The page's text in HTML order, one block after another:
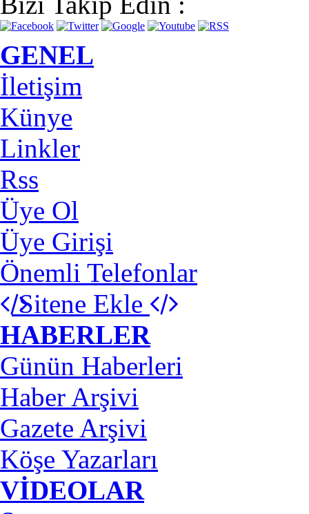
GENEL
İletişim
Künye
Linkler
Rss
Üye Ol
Üye Girişi
Önemli Telefonlar
Sitene Ekle
HABERLER
Günün Haberleri
Haber Arşivi
Gazete Arşivi
Köşe Yazarları
VİDEOLAR